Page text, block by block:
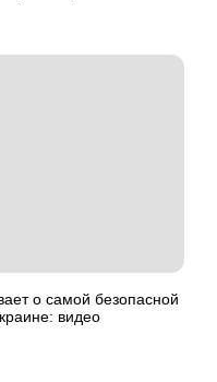
о самой безопасной
видео